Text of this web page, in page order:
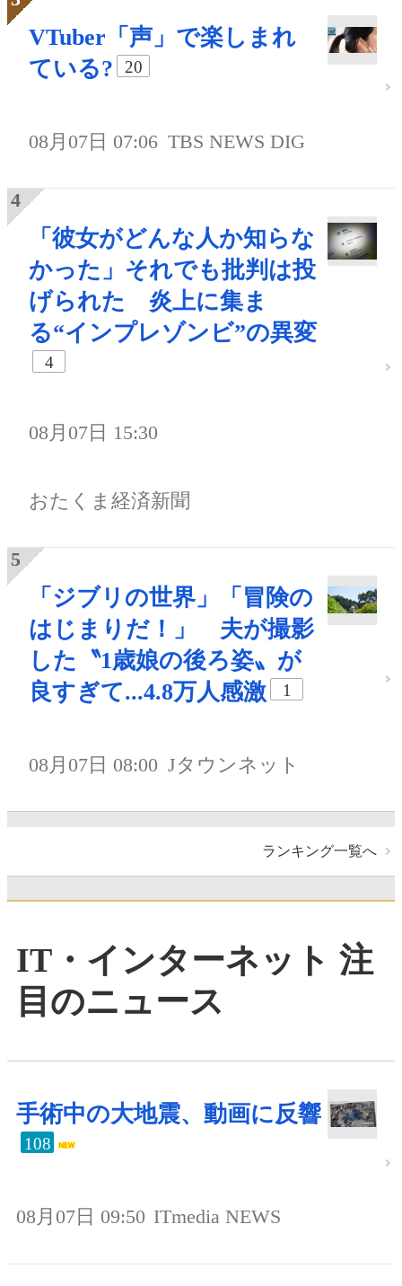
VTuber「声」で楽しまれ
ている?
20
08月07日 07:06 TBS NEWS DIG
「彼女がどんな人か知らな
かった」それでも批判は投
げられた 炎上に集ま
る“インプレゾンビ”の異変
4
08月07日 15:30
おたくま経済新聞
「ジブリの世界」「冒険の
はじまりだ！」 夫が撮影
した〝1歳娘の後ろ姿〟が
良すぎて...4.8万人感激
1
08月07日 08:00 Jタウンネット
ランキング一覧へ
IT・インターネット 注
目のニュース
手術中の大地震、動画に反響
108
08月07日 09:50 ITmedia NEWS